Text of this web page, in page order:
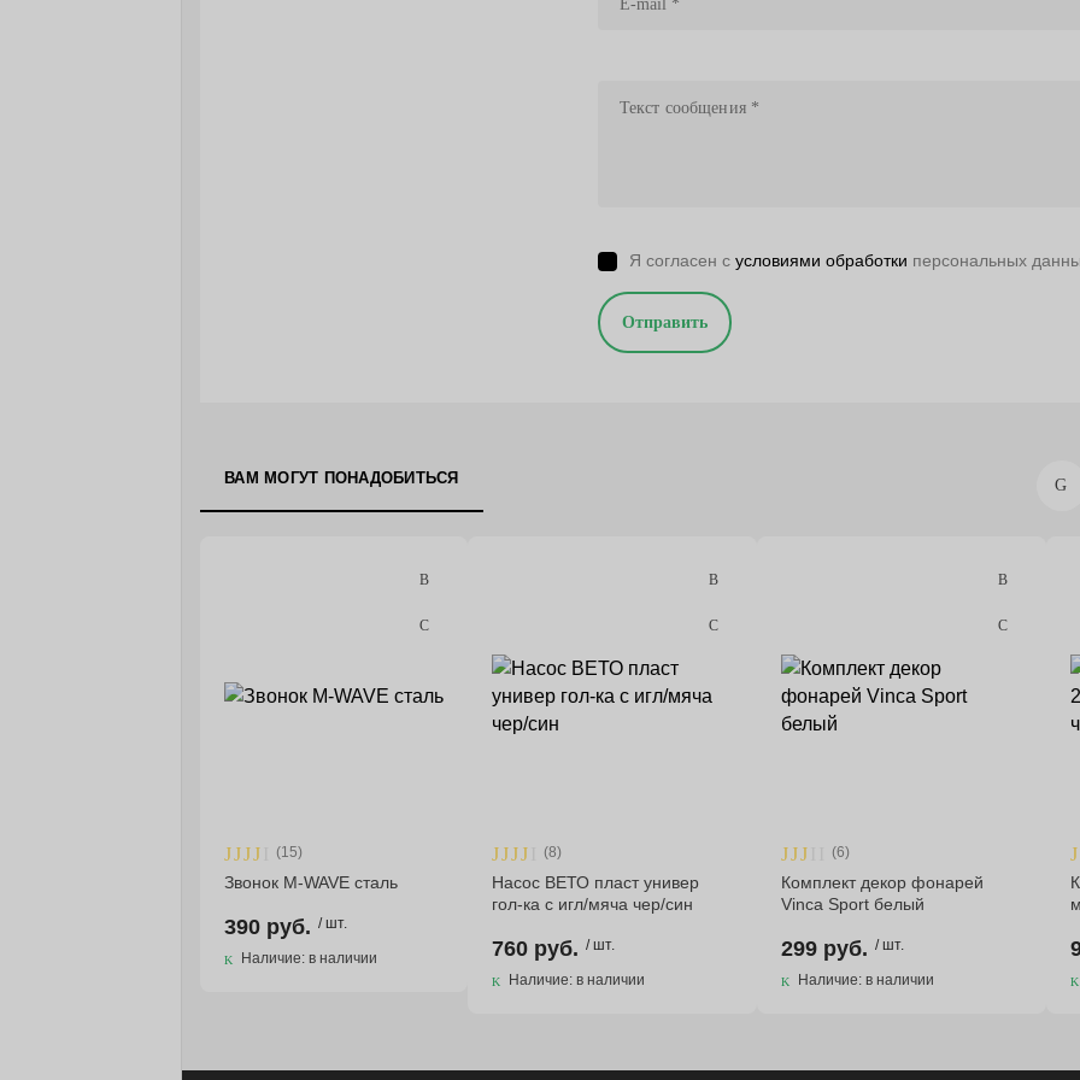
Я согласен с условиями обработки персональных
Отправить
ВАМ МОГУТ ПОНАДОБИТЬСЯ
(15)
Звонок M-WAVE сталь
390 руб. / шт.
Наличие: в наличии
(8)
Насос ВЕТО пласт универ
гол-ка с игл/мяча чер/син
760 руб. / шт.
Наличие: в наличии
(6)
Комплект декор фонарей
Vinca Sport белый
299 руб. / шт.
Наличие: в наличии